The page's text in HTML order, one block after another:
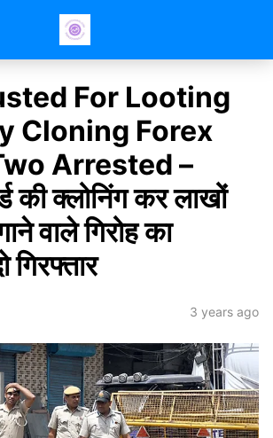
For Looting
Cloning Forex
Arrested –
की क्लोनिंग कर लाखों
वाले गिरोह का
गिरफ्तार
3 years ago